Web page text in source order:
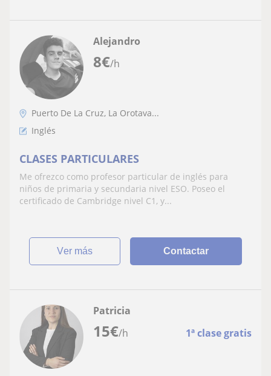
8€/h
Alejandro
Puerto De La Cruz, La Orotava...
Inglés
CLASES PARTICULARES
Me ofrezco como profesor particular de inglés para
niños de primaria y secundaria nivel ESO. Poseo el
certificado de Cambridge nivel C1, y...
ver más Contactar
15€/h 1ª clase gratis
Patricia